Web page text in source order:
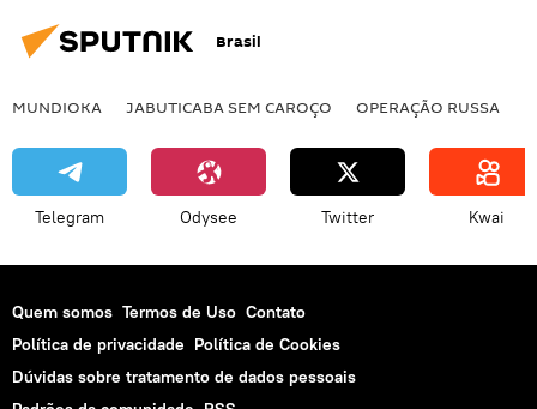
Brasil
MUNDIOKA JABUTICABA SEM CAROÇO OPERAÇÃO RUSSA
Telegram Odysee Twitter Kwai
Quem somos Termos de Uso Contato
Política de privacidade Política de Cookies
Dúvidas sobre tratamento de dados pessoais